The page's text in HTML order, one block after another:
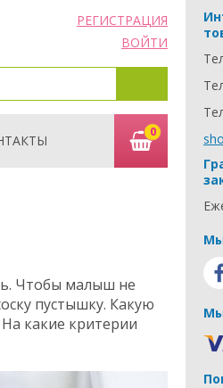
РЕГИСТРАЦИЯ
ВОЙТИ
0
Чтобы малыш не
пустышку. Какую
какие критерии